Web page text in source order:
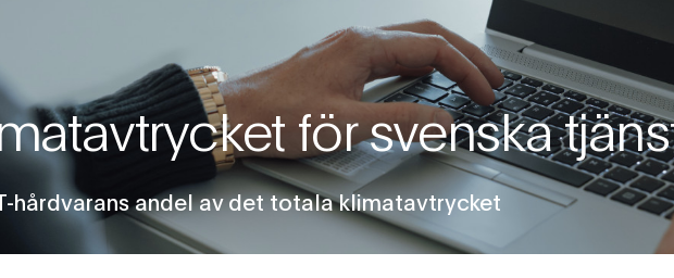
för svenska
hårdvarans andel av det totala klimatavtrycket